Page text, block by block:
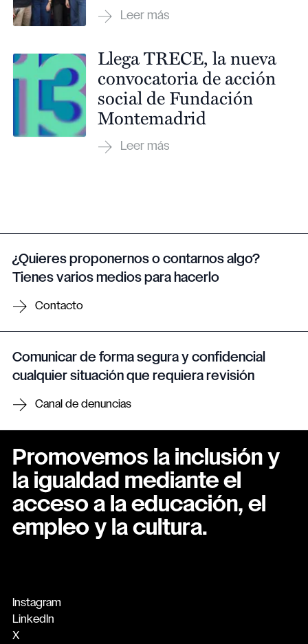
Llega TRECE, la nueva
convocatoria de acción
social de Fundación
Montemadrid
¿Quieres proponernos o contarnos algo?
Tienes varios medios para hacerlo
Contacto
Comunicar de forma segura y confidencial
cualquier situación que requiera revisión
Canal de denuncias
Promovemos la inclusión y
la igualdad mediante el
acceso a la educación, el
empleo y la cultura.
Instagram
LinkedIn
X